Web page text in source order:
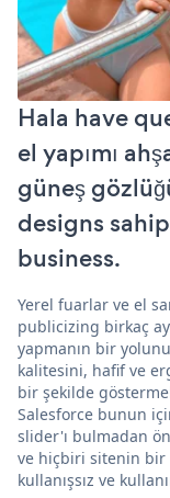
Hala have
el yapımı
güneş
designs
business.
Yerel fuarlar ve el
publicizing birkaç
yapmanın bir
kalitesini, hafif ve
bir şekilde
Salesforce bunun
slider'ı bulmadan
ve hiçbiri sitenin bir
kullanışsız ve